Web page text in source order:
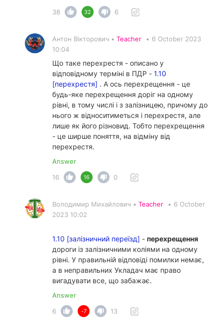
38
32 6
Антон Вікторович • Teacher • 6 October 2023
10:04
Що таке перехрестя - описано у
відповідному терміні в ПДР - 1.10
[перехрестя] . А ось перехрещення - це
будь-яке перехрещення доріг на одному
рівні, в тому числі і з залізницею, причому до
нього ж відноситиметься і перехрестя, але
лише як його різновид. Тобто перехрещення
- це ширше поняття, на відміну від
перехрестя.
Answer
16
16 0
Володимир Михайлович • Teacher • 6 October
2023 10:02
1.10 [залізничний переїзд] - перехрещення
дороги із залізничними коліями на одному
рівні. У правильній відповіді помилки немає,
а в неправильних Укладач має право
вигадувати все, що забажає.
Answer
6
-7 13